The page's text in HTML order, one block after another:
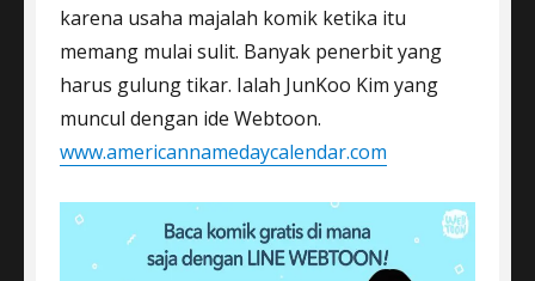
karena usaha majalah komik ketika itu
memang mulai sulit. Banyak penerbit yang
harus gulung tikar. Ialah JunKoo Kim yang
muncul dengan ide Webtoon.
www.americannamedaycalendar.com